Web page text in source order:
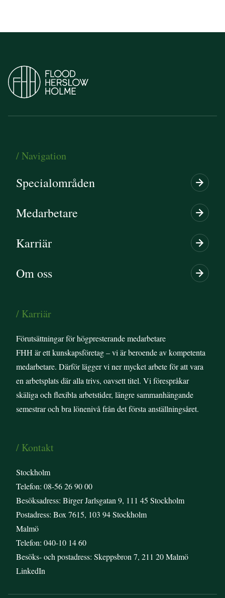
/ Navigation
Specialområden
Medarbetare
Karriär
Om oss
/ Karriär
Förutsättningar för högpresterande medarbetare
FHH är ett kunskapsföretag – vi är beroende av kompetenta
medarbetare. Därför lägger vi ner mycket arbete för att vara
en arbetsplats där alla trivs, oavsett titel. Vi förespråkar
skäliga och flexibla arbetstider, längre sammanhängande
semestrar och bra lönenivå från det första anställningsåret.
/ Kontakt
Stockholm
Telefon: 08-56 26 90 00
Besöksadress: Birger Jarlsgatan 9, 111 45 Stockholm
Postadress: Box 7615, 103 94 Stockholm
Malmö
Telefon: 040-10 14 60
Besöks- och postadress: Skeppsbron 7, 211 20 Malmö
LinkedIn